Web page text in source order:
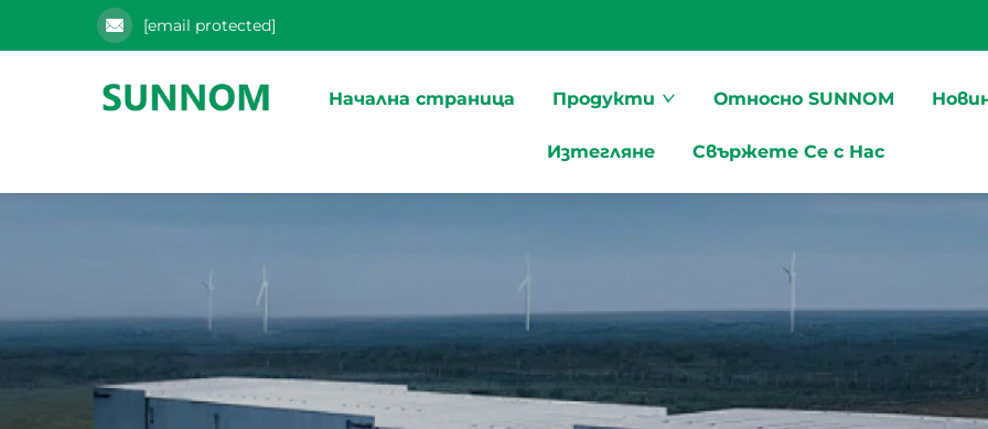
[email protected]
Начална страница Продукти Относно SUNNOM
Изтегляне Свържете Се с Нас